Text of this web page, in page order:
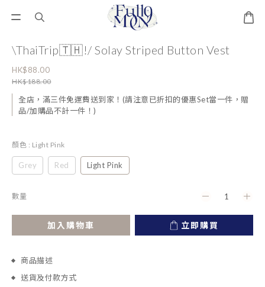
\ThaiTrip🇹🇭!/ Solay Striped Button Vest
HK$88.00
HK$188.00
全店，滿三件免運費送到家！(請注意已折扣的優惠Set當一件，贈
品/加購品不計一件！)
顏色 : Light Pink
Grey Red Light Pink
數量
加入購物車 立即購買
商品描述
送貨及付款方式